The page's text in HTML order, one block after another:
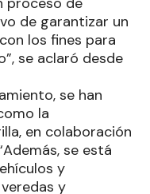
de garantizar un
los fines para
se aclaró desde
se han
la
en colaboración
se está
y
y